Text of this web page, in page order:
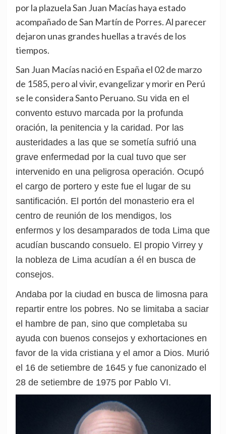
por la plazuela San Juan Macías haya estado
acompañado de San Martín de Porres. Al parecer
dejaron unas grandes huellas a través de los
tiempos.
San Juan Macías nació en España el 02 de marzo
de 1585, pero al vivir, evangelizar y morir en Perú
se le considera Santo Peruano. Su vida en el
convento estuvo marcada por la profunda
oración, la penitencia y la caridad. Por las
austeridades a las que se sometía sufrió una
grave enfermedad por la cual tuvo que ser
intervenido en una peligrosa operación. Ocupó
el cargo de portero y este fue el lugar de su
santificación. El portón del monasterio era el
centro de reunión de los mendigos, los
enfermos y los desamparados de toda Lima que
acudían buscando consuelo. El propio Virrey y
la nobleza de Lima acudían a él en busca de
consejos.
Andaba por la ciudad en busca de limosna para
repartir entre los pobres. No se limitaba a saciar
el hambre de pan, sino que completaba su
ayuda con buenos consejos y exhortaciones en
favor de la vida cristiana y el amor a Dios. Murió
el 16 de setiembre de 1645 y fue canonizado el
28 de setiembre de 1975 por Pablo VI.